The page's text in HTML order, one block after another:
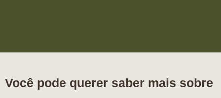
Você pode querer saber mais sobre